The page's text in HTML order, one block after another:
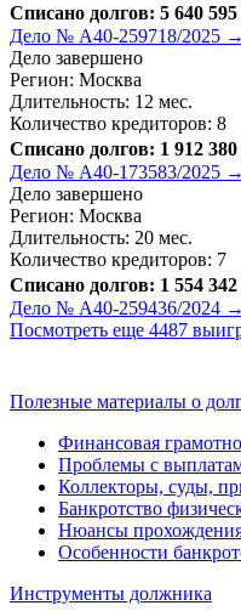
Списано долгов: 5 640
Дело № А40-259718/2025 →
Дело завершено
Регион: Москва
Длительность: 12 мес.
Количество кредиторов: 8
Списано долгов: 1 912
Дело № А40-173583/2025 →
Дело завершено
Регион: Москва
Длительность: 20 мес.
Количество кредиторов: 7
Списано долгов: 1 554
Дело № А40-259436/2024 →
Посмотреть еще 4487
Полезные материалы о
Финансовая
Проблемы с
Коллекторы, суды,
Банкротство
Нюансы
Особенности
Инструменты должника